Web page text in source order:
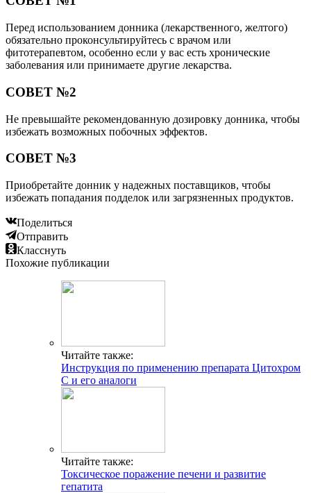
Перед использованием донника (лекарственного, желтого)
обязательно проконсультируйтесь с врачом или
фитотерапевтом, особенно если у вас есть хронические
заболевания или принимаете другие лекарства.
СОВЕТ №2
Не превышайте рекомендованную дозировку донника, чтобы
избежать возможных побочных эффектов.
СОВЕТ №3
Приобретайте донник у надежных поставщиков, чтобы
избежать попадания подделок или загрязненных продуктов.
Поделиться
Отправить
Класснуть
Похожие публикации
Читайте также:
Инструкция по применению препарата Цитохром
С и его аналоги
Читайте также:
Токсическое поражение печени и развитие
гепатита